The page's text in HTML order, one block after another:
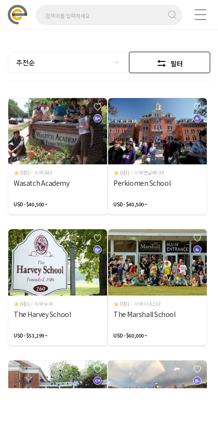
추천순 필터
B+
0(0) 미국 유타
Wasatch Academy
USD - $40,500 ~
A-
0(0) 미국 펜실베니아
Perkiomen School
USD - $40,500 ~
B+
0(0) 미국 뉴 욕
The Harvey School
USD - $53,199 ~
A-
0(0) 미국 미네소타
The Marshall School
USD - $60,000 ~
C+ B-